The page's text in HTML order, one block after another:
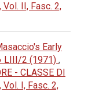
Vol. II, Fasc. 2,
Early
LIII/2 (1971) ,
- CLASSE DI
Vol. I, Fasc. 2,